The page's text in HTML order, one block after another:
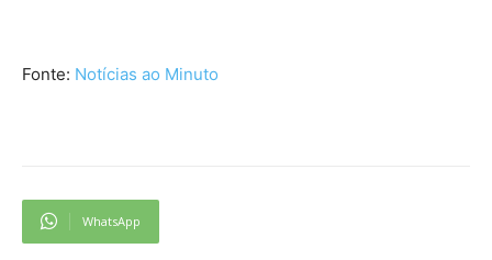
Fonte: Notícias ao Minuto
WhatsApp